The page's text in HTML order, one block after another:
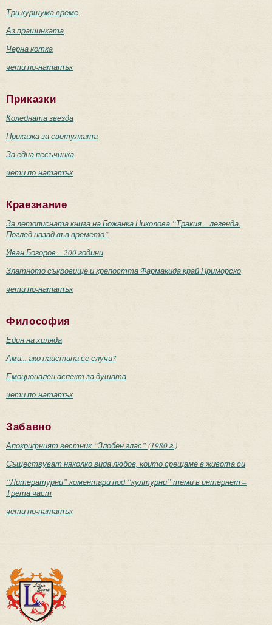
Три куршума време
Аз прашинката
Черна котка
чети по-нататък
Приказки
Коледната звезда
Приказка за светулката
За една песъчинка
чети по-нататък
Краезнание
За летописната книга на Божанка Николова “Тракия – легенда.
Поглед назад във времето”
Иван Богоров – 200 години
Златното съкровище и крепостта Фармакида край Приморско
чети по-нататък
Философия
Един на хиляда
Ами... ако наистина се случи?
Емоционален аспект за душата
чети по-нататък
Забавно
Апокрифният вестник “Злобен глас” (1980 г.)
Съществуват няколко вида любов, които срещаме в живота си
“Литературни” коментари под “културни” теми в интернет –
Трета част
чети по-нататък